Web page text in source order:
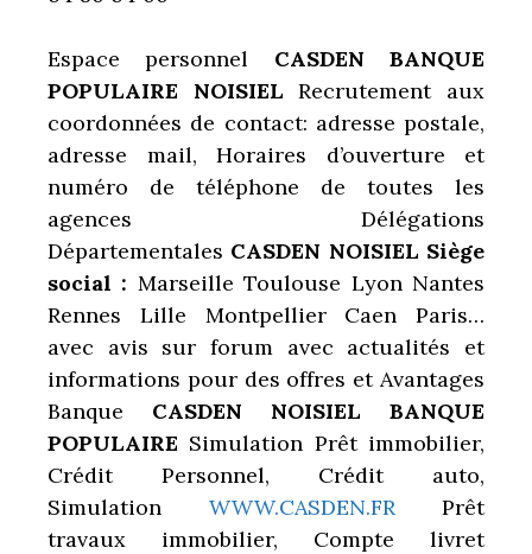
Espace personnel CASDEN BANQUE
POPULAIRE NOISIELRecrutement aux
coordonnées de contact: adresse postale,
adresse mail, Horaires d’ouverture et
numéro de téléphone de toutes les
agences Délégations
Départementales CASDEN NOISIEL Siège
social : Marseille Toulouse Lyon Nantes
Rennes Lille Montpellier Caen Paris…
avec avis sur forum avec actualités et
informations pour des offres et Avantages
Banque CASDEN NOISIEL BANQUE
POPULAIRE Simulation Prêt immobilier,
Crédit Personnel, Crédit auto,
Simulation WWW.CASDEN.FRPrêt
travaux immobilier, Compte livret